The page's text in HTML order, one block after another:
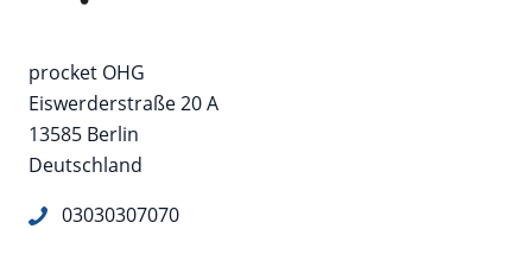
procket OHG
Eiswerderstraße 20 A
13585 Berlin
Deutschland
03030307070